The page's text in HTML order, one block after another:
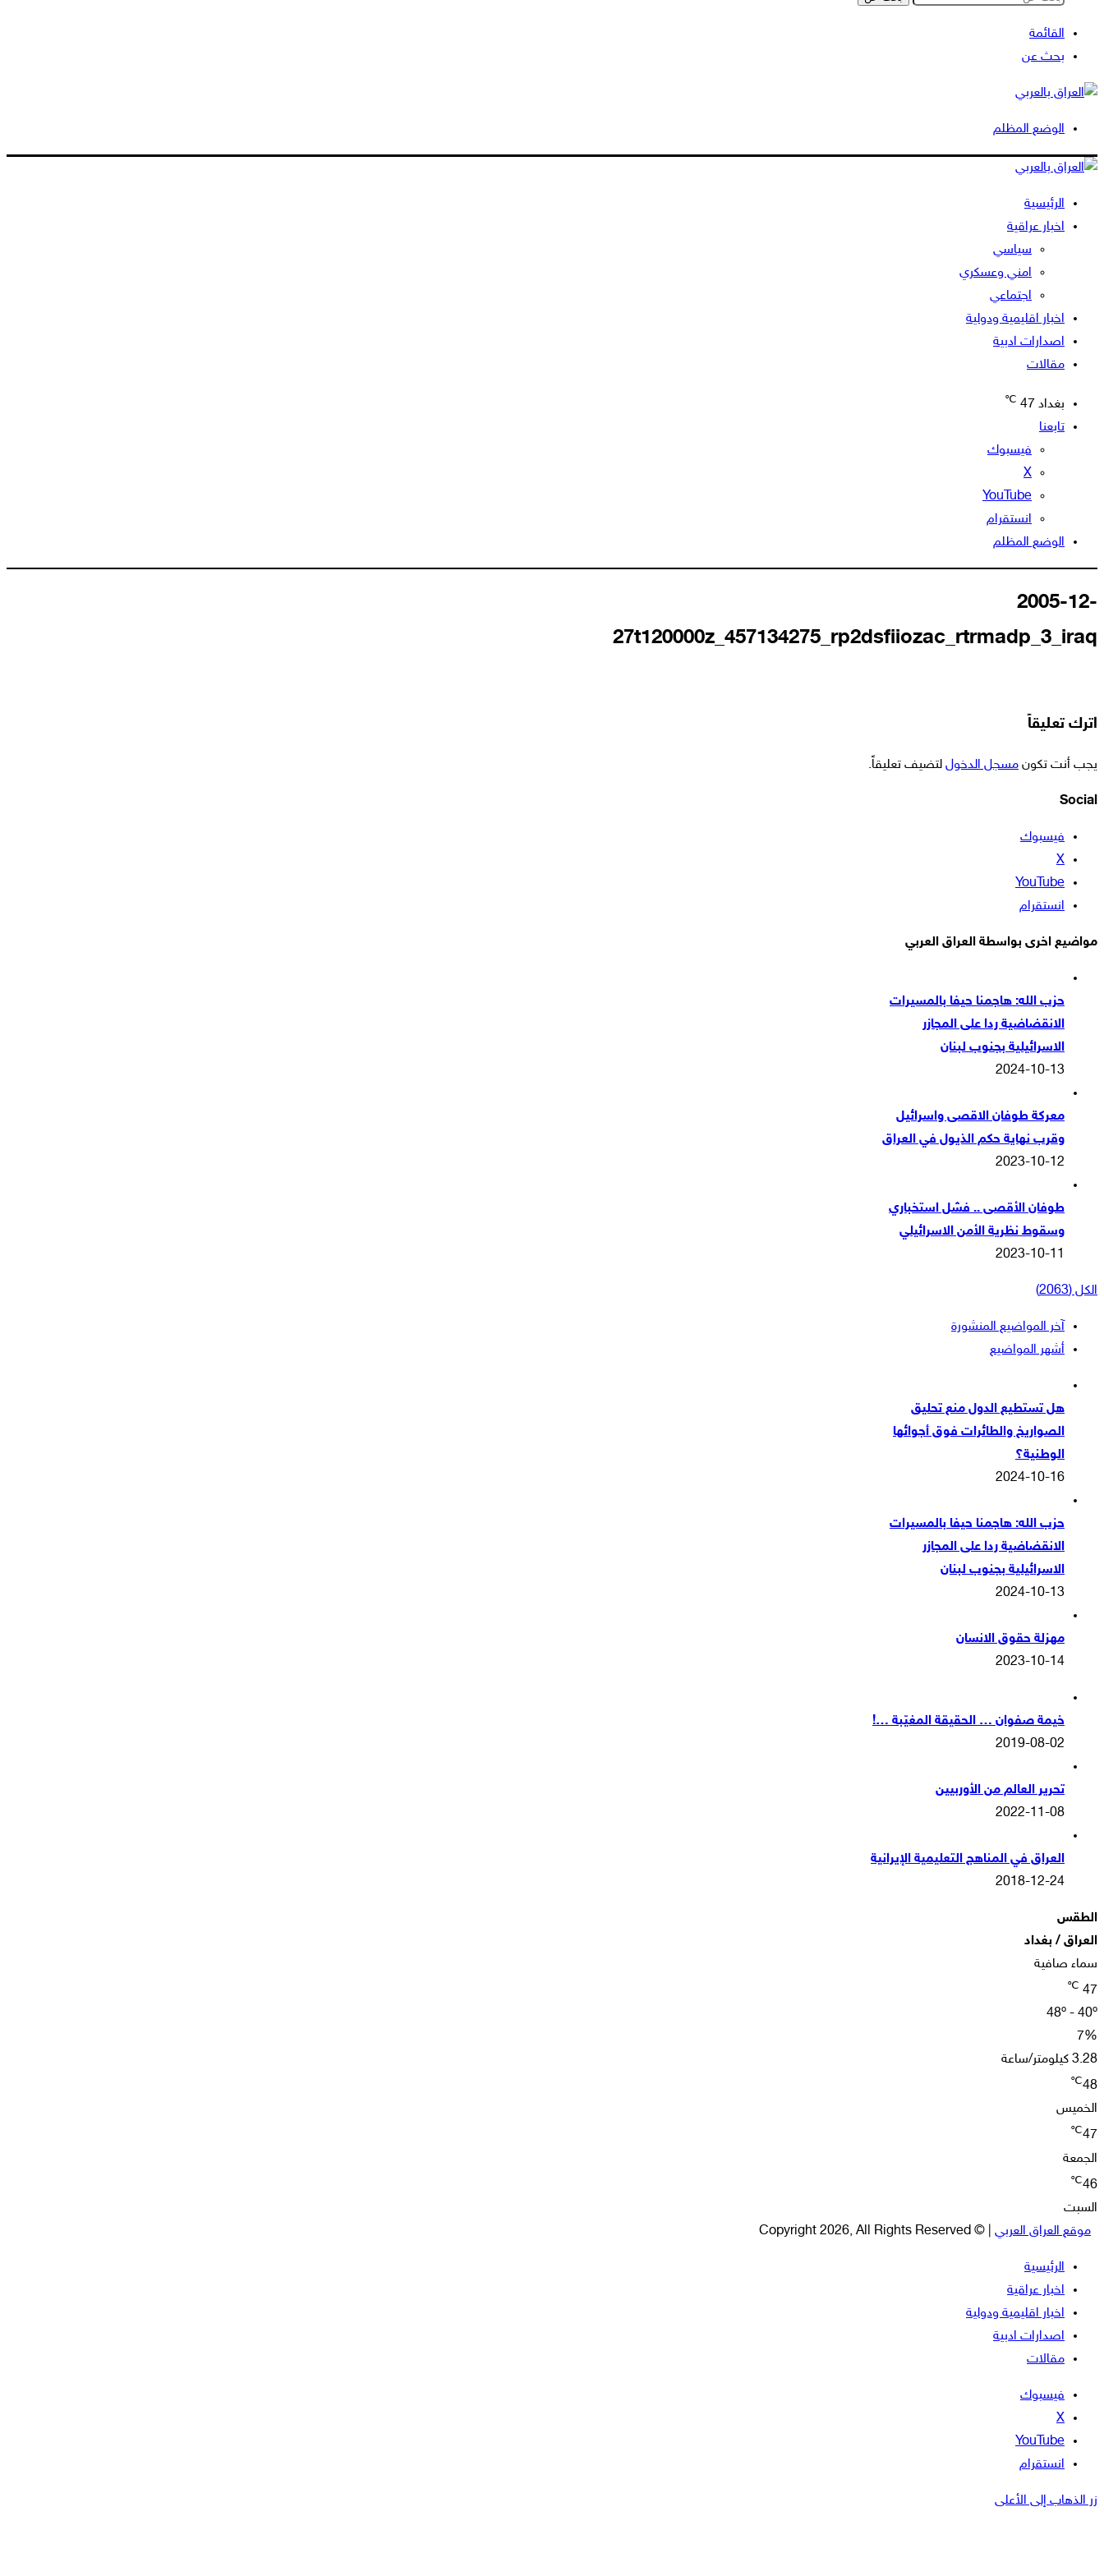
القائمة
بحث عن
الوضع المظلم
الرئيسية
اخبار عراقية
سياسي
امني وعسكري
اجتماعي
اخبار اقليمية ودولية
اصدارات ادبية
مقالات
بغداد 47
℃
تابعنا
فيسبوك
‫X
‫YouTube
انستقرام
الوضع المظلم
2005-12-
27t120000z_457134275_rp2dsfiiozac_rtrmadp_3_iraq
اترك تعليقاً
يجب أنت تكون مسجل الدخول لتضيف تعليقاً.
Social
فيسبوك
‫X
‫YouTube
انستقرام
مواضيع اخرى بواسطة العراق العربي
حزب الله: هاجمنا حيفا بالمسيرات
الانقضاضية ردا على المجازر
الاسرائيلية بجنوب لبنان
2024-10-13
معركة طوفان الاقصى واسرائيل
وقرب نهاية حكم الذيول في العراق
2023-10-12
طوفان الأقصى .. فشل استخباري
وسقوط نظرية الأمن الاسرائيلي
2023-10-11
الكل (2063)
آخر المواضيع المنشورة
أشهر المواضيع
هل تستطيع الدول منع تحليق
الصواريخ والطائرات فوق أجوائها
الوطنية؟
2024-10-16
حزب الله: هاجمنا حيفا بالمسيرات
الانقضاضية ردا على المجازر
الاسرائيلية بجنوب لبنان
2024-10-13
مهزلة حقوق الانسان
2023-10-14
خيمة صفوان … الحقيقة المغيّبة …!
2019-08-02
تحرير العالم من الأوربيين
2022-11-08
العراق في المناهج التعليمية الإيرانية
2018-12-24
الطقس
العراق / بغداد
سماء صافية
47
℃
48º - 40º
7%
3.28 كيلومتر/ساعة
48
℃
الخميس
47
℃
الجمعة
46
℃
السبت
موقع العراق العربي | © Copyright 2026, All Rights Reserved
الرئيسية
اخبار عراقية
اخبار اقليمية ودولية
اصدارات ادبية
مقالات
فيسبوك
‫X
‫YouTube
انستقرام
زر الذهاب إلى الأعلى